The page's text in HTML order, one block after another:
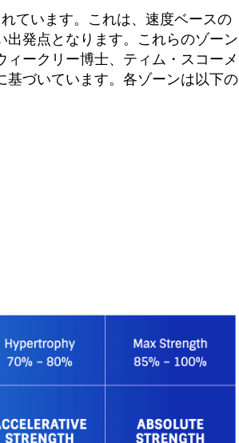
ています。これは、速度ベースの
出発点となります。これらのゾーン
ークリー博士、ティム・スコーメ
基づいています。各ゾーンは以下の